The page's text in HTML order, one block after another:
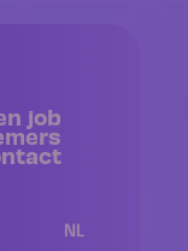
job
NL